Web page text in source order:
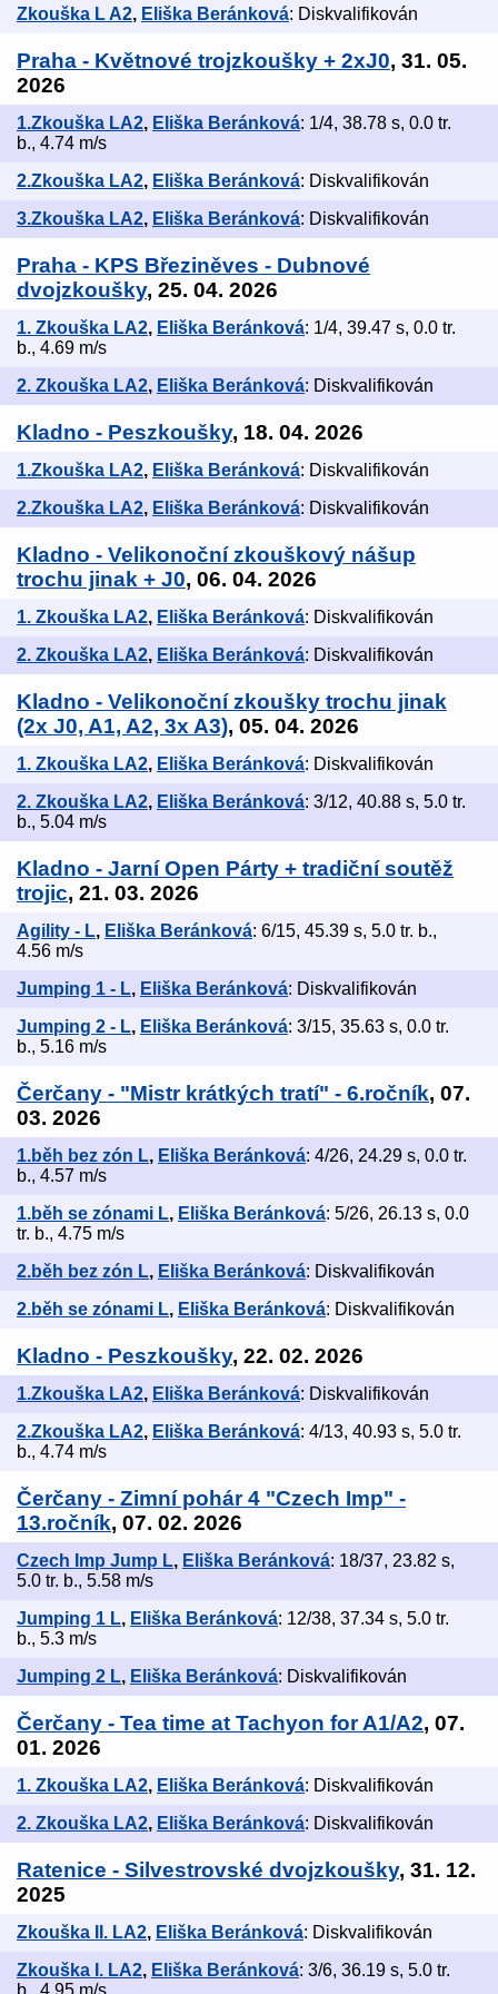
Zkouška L A2, Eliška Beránková: Diskvalifikován
Praha - Květnové trojzkoušky + 2xJ0, 31. 05.
2026
1.Zkouška LA2, Eliška Beránková: 1/4, 38.78 s, 0.0 tr.
b., 4.74 m/s
2.Zkouška LA2, Eliška Beránková: Diskvalifikován
3.Zkouška LA2, Eliška Beránková: Diskvalifikován
Praha - KPS Březiněves - Dubnové
dvojzkoušky, 25. 04. 2026
1. Zkouška LA2, Eliška Beránková: 1/4, 39.47 s, 0.0 tr.
b., 4.69 m/s
2. Zkouška LA2, Eliška Beránková: Diskvalifikován
Kladno - Peszkoušky, 18. 04. 2026
1.Zkouška LA2, Eliška Beránková: Diskvalifikován
2.Zkouška LA2, Eliška Beránková: Diskvalifikován
Kladno - Velikonoční zkouškový nášup
trochu jinak + J0, 06. 04. 2026
1. Zkouška LA2, Eliška Beránková: Diskvalifikován
2. Zkouška LA2, Eliška Beránková: Diskvalifikován
Kladno - Velikonoční zkoušky trochu jinak
(2x J0, A1, A2, 3x A3), 05. 04. 2026
1. Zkouška LA2, Eliška Beránková: Diskvalifikován
2. Zkouška LA2, Eliška Beránková: 3/12, 40.88 s, 5.0 tr.
b., 5.04 m/s
Kladno - Jarní Open Párty + tradiční soutěž
trojic, 21. 03. 2026
Agility - L, Eliška Beránková: 6/15, 45.39 s, 5.0 tr. b.,
4.56 m/s
Jumping 1 - L, Eliška Beránková: Diskvalifikován
Jumping 2 - L, Eliška Beránková: 3/15, 35.63 s, 0.0 tr.
b., 5.16 m/s
Čerčany - "Mistr krátkých tratí" - 6.ročník, 07.
03. 2026
1.běh bez zón L, Eliška Beránková: 4/26, 24.29 s, 0.0 tr.
b., 4.57 m/s
1.běh se zónami L, Eliška Beránková: 5/26, 26.13 s, 0.0
tr. b., 4.75 m/s
2.běh bez zón L, Eliška Beránková: Diskvalifikován
2.běh se zónami L, Eliška Beránková: Diskvalifikován
Kladno - Peszkoušky, 22. 02. 2026
1.Zkouška LA2, Eliška Beránková: Diskvalifikován
2.Zkouška LA2, Eliška Beránková: 4/13, 40.93 s, 5.0 tr.
b., 4.74 m/s
Čerčany - Zimní pohár 4 "Czech Imp" -
13.ročník, 07. 02. 2026
Czech Imp Jump L, Eliška Beránková: 18/37, 23.82 s,
5.0 tr. b., 5.58 m/s
Jumping 1 L, Eliška Beránková: 12/38, 37.34 s, 5.0 tr.
b., 5.3 m/s
Jumping 2 L, Eliška Beránková: Diskvalifikován
Čerčany - Tea time at Tachyon for A1/A2, 07.
01. 2026
1. Zkouška LA2, Eliška Beránková: Diskvalifikován
2. Zkouška LA2, Eliška Beránková: Diskvalifikován
Ratenice - Silvestrovské dvojzkoušky, 31. 12.
2025
Zkouška II. LA2, Eliška Beránková: Diskvalifikován
Zkouška I. LA2, Eliška Beránková: 3/6, 36.19 s, 5.0 tr.